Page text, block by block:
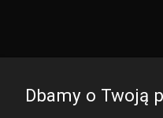
Dbamy o Twoją